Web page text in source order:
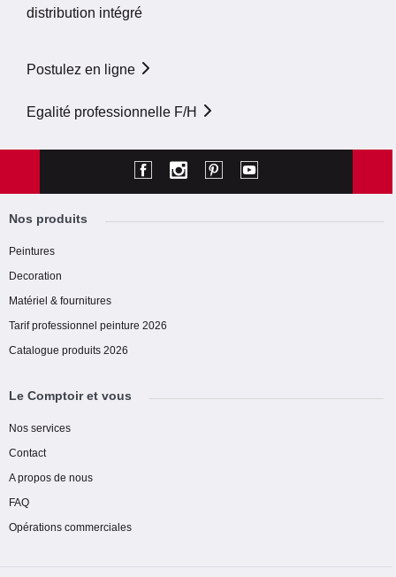
distribution intégré
Postulez en ligne
Egalité professionnelle F/H
Nos produits
Peintures
Decoration
Matériel & fournitures
Tarif professionnel peinture 2026
Catalogue produits 2026
Le Comptoir et vous
Nos services
Contact
A propos de nous
FAQ
Opérations commerciales